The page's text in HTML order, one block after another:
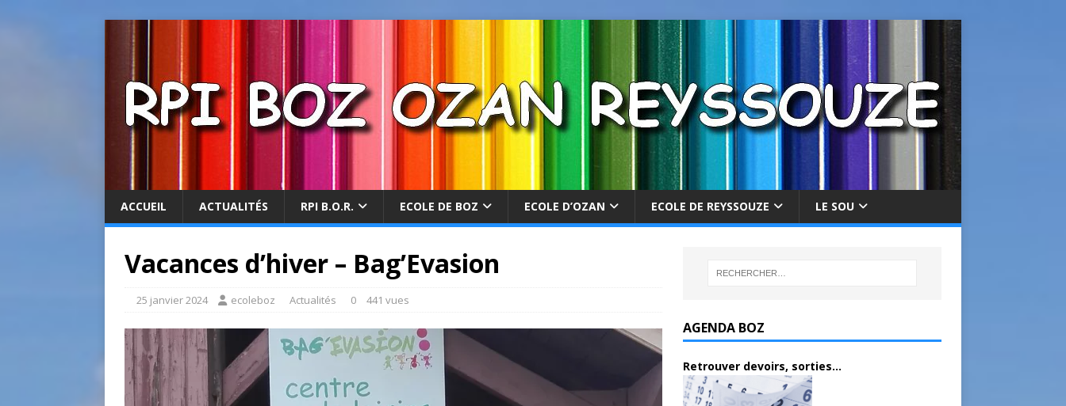
ACCUEIL ACTUALITÉS RPI B.O.R. ECOLE DE BOZ ECOLE D’OZAN ECOLE DE REYSSOUZE LE SOU
Vacances d’hiver – Bag’Evasion
25 janvier 2024 ecoleboz Actualités 0 441 vues
AGENDA BOZ
Retrouver devoirs, sorties...